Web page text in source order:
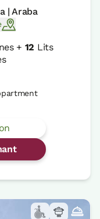
| Araba
+ 12 Lits